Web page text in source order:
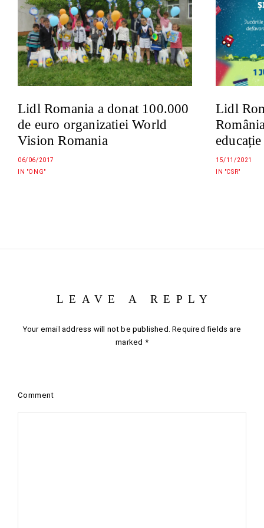
Lidl Romania a donat 100.000
de euro organizatiei World
Vision Romania
06/06/2017
IN "ONG"
Lidl
15/11/2021
IN "CSR"
LEAVE A REPLY
Your email address will not be published. Required fields are
marked *
Comment